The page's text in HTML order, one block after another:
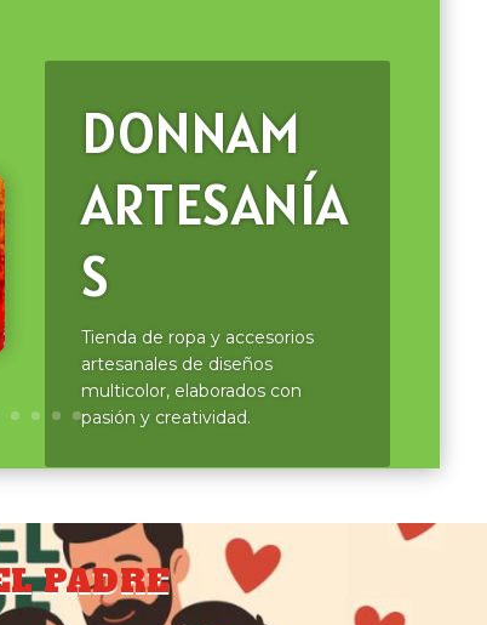
DONNAM
ARTESANÍA
S
Tienda de ropa y accesorios
artesanales de diseños
multicolor, elaborados con
pasión y creatividad.
PADRE